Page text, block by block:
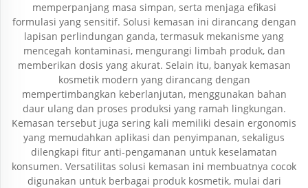
memperpanjang masa simpan, serta menjaga efikasi
formulasi yang sensitif. Solusi kemasan ini dirancang dengan
lapisan perlindungan ganda, termasuk mekanisme yang
mencegah kontaminasi, mengurangi limbah produk, dan
memberikan dosis yang akurat. Selain itu, banyak kemasan
kosmetik modern yang dirancang dengan
mempertimbangkan keberlanjutan, menggunakan bahan
daur ulang dan proses produksi yang ramah lingkungan.
Kemasan tersebut juga sering kali memiliki desain ergonomis
yang memudahkan aplikasi dan penyimpanan, sekaligus
dilengkapi fitur anti-pengamanan untuk keselamatan
konsumen. Versatilitas solusi kemasan ini membuatnya cocok
digunakan untuk berbagai produk kosmetik, mulai dari